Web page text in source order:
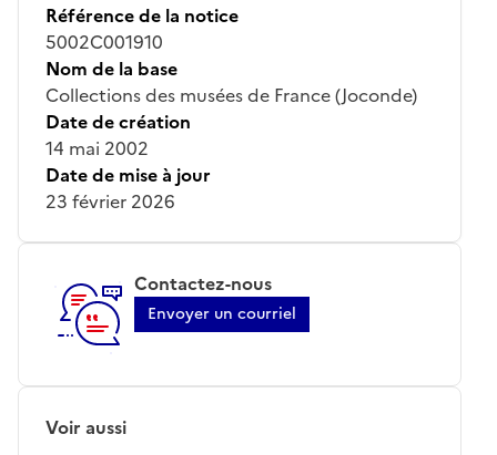
Référence de la notice
5002C001910
Nom de la base
Collections des musées de France (Joconde)
Date de création
14 mai 2002
Date de mise à jour
23 février 2026
Contactez-nous
Envoyer un courriel
Voir aussi